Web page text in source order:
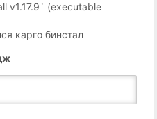
v1.17.9` (executable
карго бинстал